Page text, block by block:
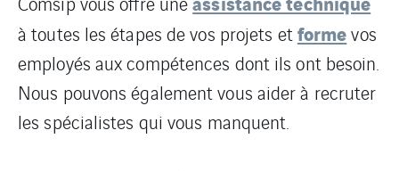
à toutes les étapes de vos projets et formevos
employés aux compétences dont ils ont besoin.
Nous pouvons également vous aider à recruter
les spécialistes qui vous manquent.